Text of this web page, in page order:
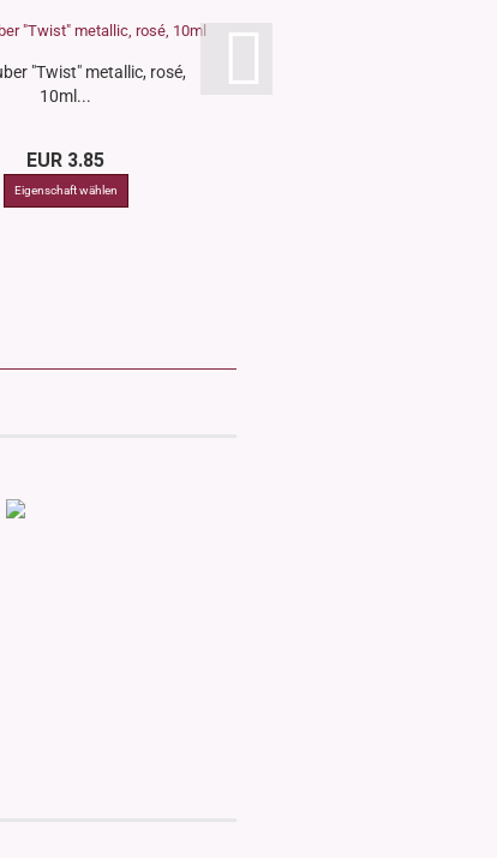
"Twist" metallic, rosé,
10ml...
EUR 3.85